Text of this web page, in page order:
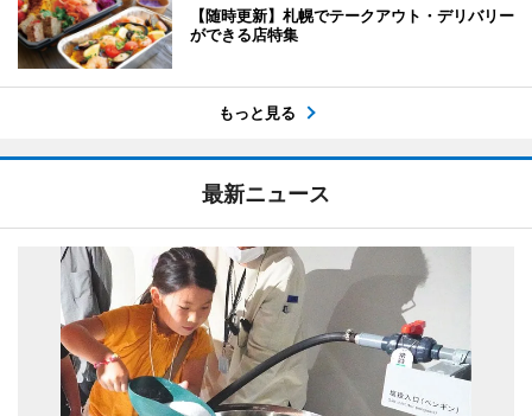
【随時更新】札幌でテークアウト・デリバリー
ができる店特集
もっと見る
最新ニュース